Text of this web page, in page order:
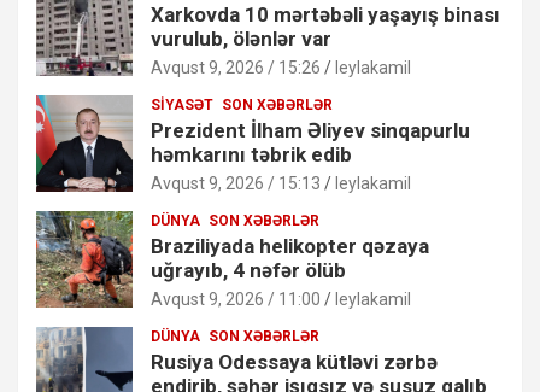
Xarkovda 10 mərtəbəli yaşayış binası
vurulub, ölənlər var
Avqust 9, 2026 / 15:26 leylakamil
SIYASƏT SON XƏBƏRLƏR
Prezident İlham Əliyev sinqapurlu
həmkarını təbrik edib
Avqust 9, 2026 / 15:13 leylakamil
DÜNYA SON XƏBƏRLƏR
Braziliyada helikopter qəzaya
uğrayıb, 4 nəfər ölüb
Avqust 9, 2026 / 11:00 leylakamil
DÜNYA SON XƏBƏRLƏR
Rusiya Odessaya kütləvi zərbə
endirib, şəhər işıqsız və susuz qalıb